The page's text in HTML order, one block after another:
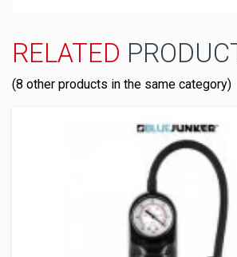
RELATED
(8 other products in the same category)